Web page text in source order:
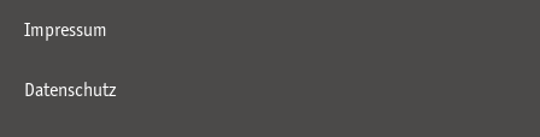
Impressum
Datenschutz